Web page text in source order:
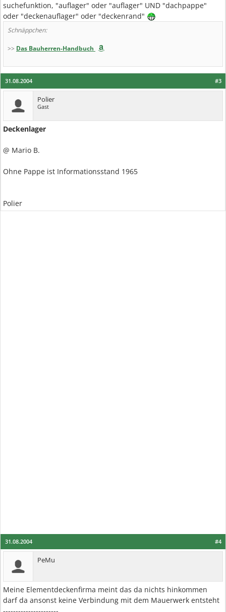
suchefunktion, "auflager" oder "auflager" UND "dachpappe"
oder "deckenauflager" oder "deckenrand"
Schnäppchen:
>> Das Bauherren-Handbuch
#3
31.08.2004
Polier
Gast
Deckenlager
@ Mario B.
Ohne Pappe ist Informationsstand 1965
Polier
#4
31.08.2004
PeMu
Meine Elementdeckenfirma meint das da nichts hinkommen
darf da ansonst keine Verbindung mit dem Mauerwerk entsteht